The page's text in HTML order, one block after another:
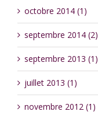
octobre 2014 (1)
septembre 2014 (2)
septembre 2013 (1)
juillet 2013 (1)
novembre 2012 (1)